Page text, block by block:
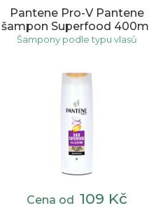
Pantene Pro-V Pantene
šampon Superfood 400ml
Šampony podle typu vlasů
Cena od 109 Kč